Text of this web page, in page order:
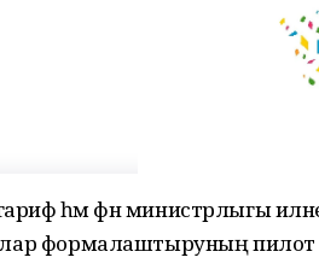
һәм фән министрлыгы илнең
формалаштыруның пилот